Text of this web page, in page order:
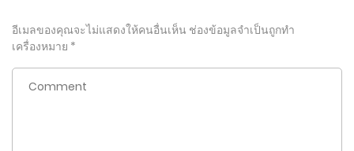
อีเมลของคุณจะไม่แสดงให้คนอื่นเห็น ช่องข้อมูลจำเป็นถูกทำ
เครื่องหมาย *